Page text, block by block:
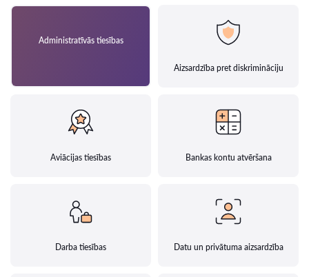
Administratīvās tiesības
Aizsardzība pret diskrimināciju
Aviācijas tiesības Bankas kontu atvēršana
Darba tiesības Datu un privātuma aizsardzība